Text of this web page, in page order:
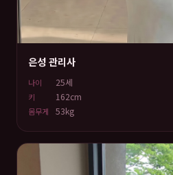
은성 관리사
나이 25세
키 162cm
몸무게 53kg